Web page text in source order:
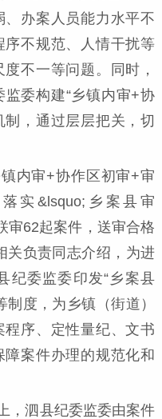
办案人员能力水平不
序不规范、人情干扰等
不一等问题。同时，
委构建“乡镇内审+协
，通过层层把关，切
内审+协作区初审+审
实&lsquo;乡案县审
审62起案件，送审合格
关负责同志介绍，为进
纪委监委印发“乡案县
度，为乡镇（街道）
序、定性量纪、文书
案件办理的规范化和
，泗县纪委监委由案件